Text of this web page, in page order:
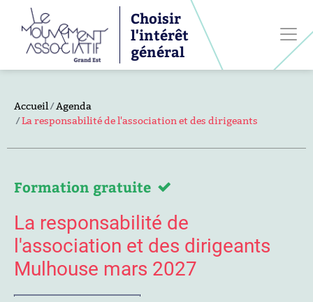
Choisir
l'intérêt
général
Accueil
Agenda
La responsabilité de l'association et des dirigeants
Formation gratuite
La responsabilité de
l'association et des dirigeants
Mulhouse mars 2027